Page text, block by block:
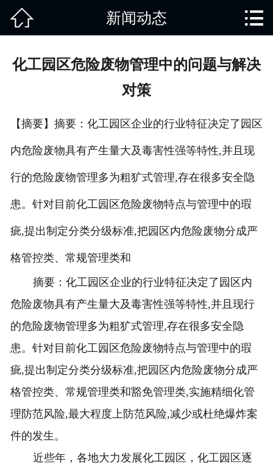
服务项目
新闻动态
免责说明
 新闻动态 
化工园区危险废物管理中的问题与解决
对策
【摘要】摘要：化工园区企业的行业特征决定了园区
内危险废物具有产生量大及毒害性强等特性,并且现
行的危险废物管理多为粗犷式管理,存在很多安全隐
患。针对目前化工园区危险废物特点与管理中的瑕
疵,提出制定分类分级标准,把园区内危险废物分成严
格管控类、常规管理类和
摘要：化工园区企业的行业特征决定了园区内
危险废物具有产生量大及毒害性强等特性,并且现行
的危险废物管理多为粗犷式管理,存在很多安全隐
患。针对目前化工园区危险废物特点与管理中的瑕
疵,提出制定分类分级标准,把园区内危险废物分成严
格管控类、常规管理类和豁免管理类,实施精细化管
理防范风险,最大程度上防范风险,减少或杜绝爆炸案
件的发生。
近些年，各地大力发展化工园区，化工园区逐